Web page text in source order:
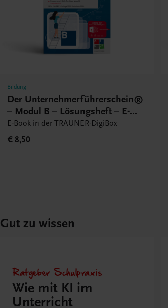
Bildung
Der Unternehmerführerschein®
– Modul B – Lösungsheft – E-
Book
E-Book in der TRAUNER-DigiBox
€ 8,50
Gut zu wissen
Ratgeber Schulpraxis
Wie mit KI im
Unterricht